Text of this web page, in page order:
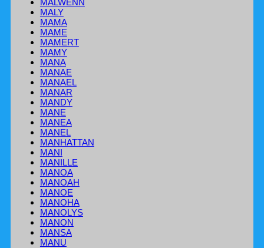
MALY
MAMA
MAME
MAMERT
MAMY
MANA
MANAE
MANAEL
MANAR
MANDY
MANE
MANEA
MANEL
MANHATTAN
MANI
MANILLE
MANOA
MANOAH
MANOE
MANOHA
MANOLYS
MANON
MANSA
MANU